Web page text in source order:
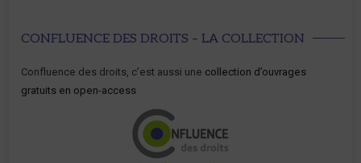
CONFLUENCE DES DROITS – LA COLLECTION
Confluence des droits, c’est aussi une collection d’ouvrages
gratuits en open-access